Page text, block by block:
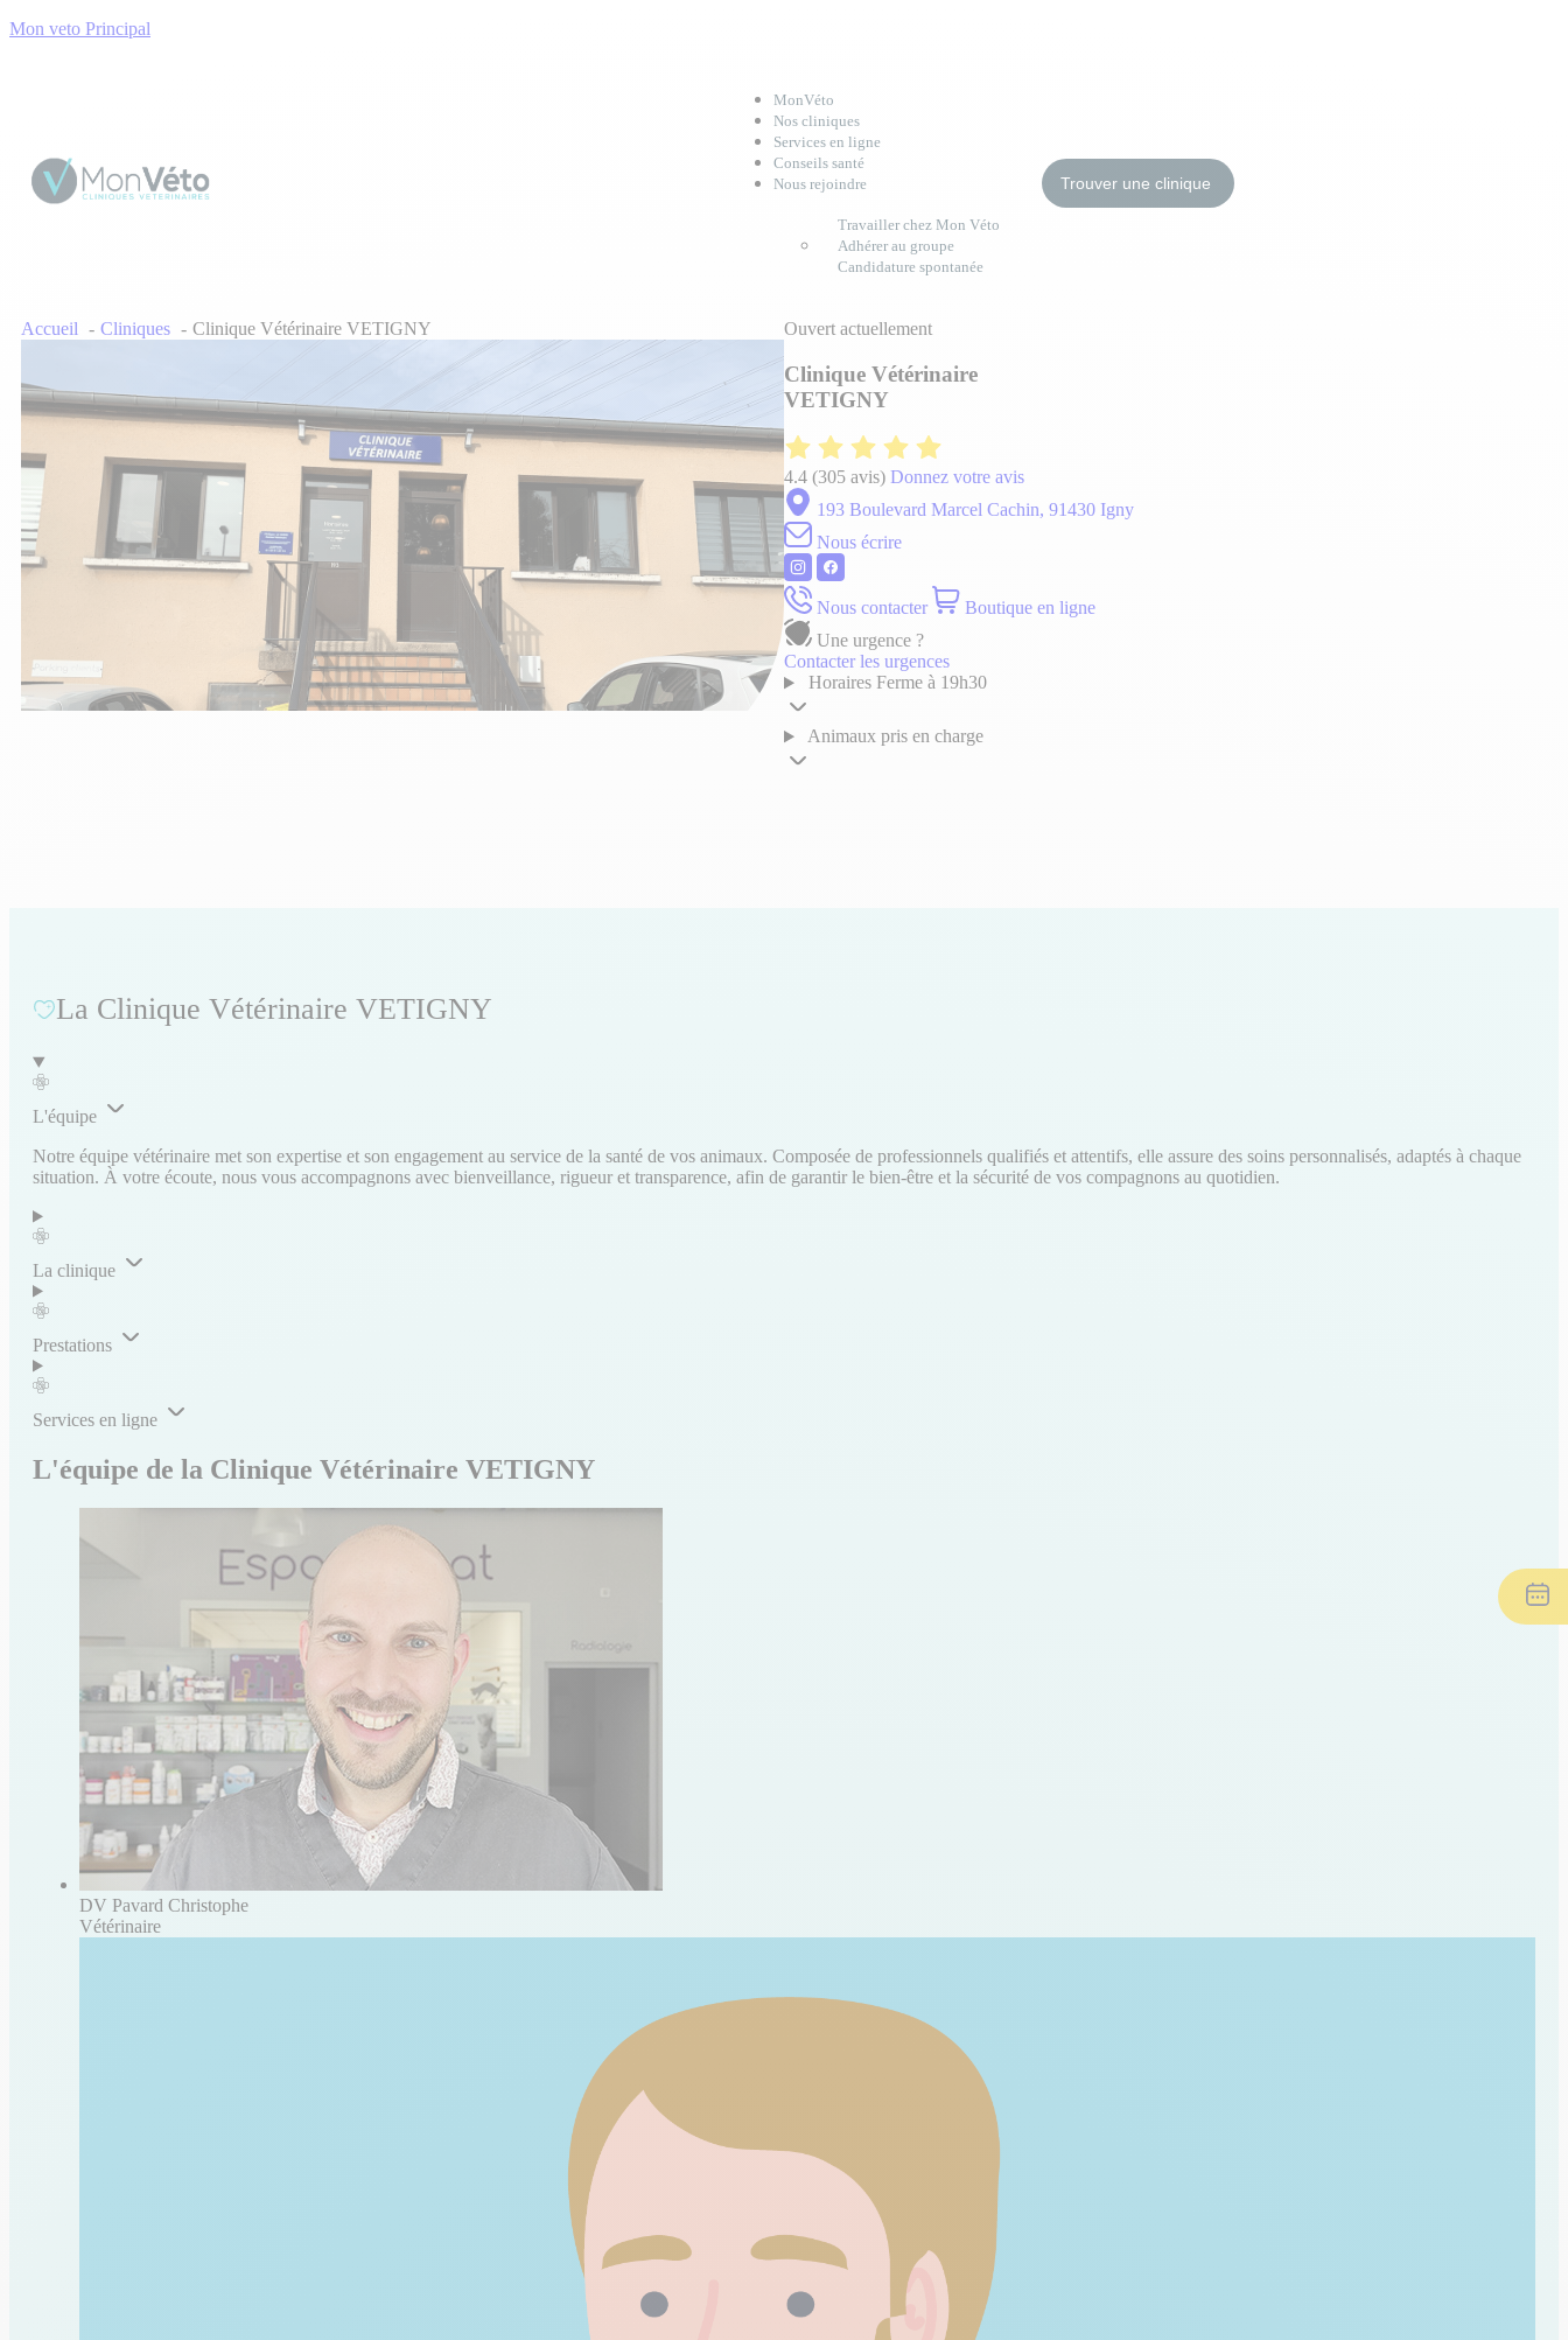
Mon veto Principal
MonVéto
Nos cliniques
Services en ligne
Conseils santé
Nous rejoindre
Travailler chez Mon Véto
Adhérer au groupe
Candidature spontanée
Trouver une clinique
Accueil Cliniques Clinique Vétérinaire VETIGNY Ouvert actuellement
Clinique Vétérinaire
VETIGNY
4.4 (305 avis) Donnez votre avis
193 Boulevard Marcel Cachin, 91430 Igny
Nous écrire
Nous contacter
Boutique en ligne
Une urgence ?
Contacter les urgences
Horaires Ferme à 19h30
Animaux pris en charge
La Clinique Vétérinaire VETIGNY
L'équipe
Notre équipe vétérinaire met son expertise et son engagement au service de la santé de vos animaux. Composée de professionnels qualifiés et attentifs, elle assure des soins personnalisés, adaptés à chaque
situation. À votre écoute, nous vous accompagnons avec bienveillance, rigueur et transparence, afin de garantir le bien-être et la sécurité de vos compagnons au quotidien.
La clinique
Prestations
Services en ligne
L'équipe de la Clinique Vétérinaire VETIGNY
DV Pavard Christophe
Vétérinaire